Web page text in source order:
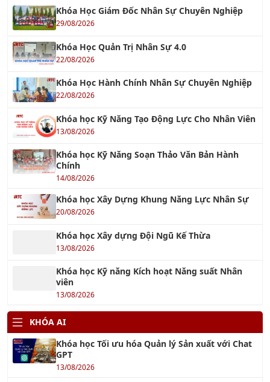
Khóa Học Giám Đốc Nhân Sự Chuyên Nghiệp
29/08/2026
Khóa Học Quản Trị Nhân Sự 4.0
22/08/2026
Khóa Học Hành Chính Nhân Sự Chuyên Nghiệp
22/08/2026
Khóa học Kỹ Năng Tạo Động Lực Cho Nhân Viên
13/08/2026
Khóa học Kỹ Năng Soạn Thảo Văn Bản Hành
Chính
14/08/2026
Khóa học Xây Dựng Khung Năng Lực Nhân Sự
20/08/2026
Khóa học Xây dựng Đội Ngũ Kế Thừa
13/08/2026
Khóa học Kỹ năng Kích hoạt Năng suất Nhân
viên
13/08/2026
KHÓA AI
Khóa học Tối ưu hóa Quản lý Sản xuất với Chat
GPT
13/08/2026